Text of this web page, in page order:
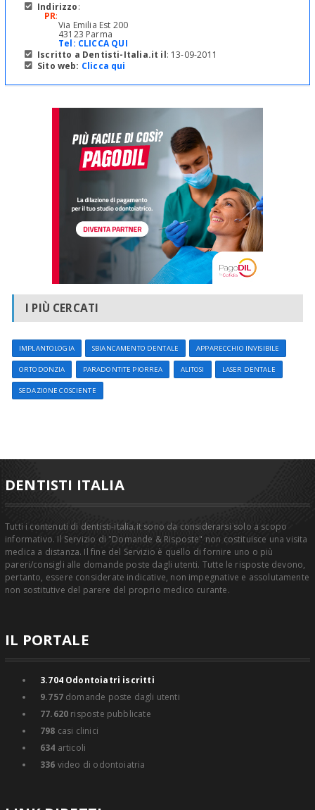
Indirizzo:
PR:
Via Emilia Est 200
43123 Parma
Tel: CLICCA QUI
Iscritto a Dentisti-Italia.it il: 13-09-2011
Sito web: Clicca qui
I PIÙ CERCATI
IMPLANTOLOGIA SBIANCAMENTO DENTALE APPARECCHIO INVISIBILE
ORTODONZIA PARADONTITE PIORREA ALITOSI LASER DENTALE
SEDAZIONE COSCIENTE
DENTISTI ITALIA
Tutti i contenuti di dentisti-italia.it sono da considerarsi solo a scopo
informativo. Il Servizio di "Domande & Risposte" non costituisce una visita
medica a distanza. Il fine del Servizio è quello di fornire uno o più
pareri/consigli alle domande poste dagli utenti. Tutte le risposte devono,
pertanto, essere considerate indicative, non impegnative e assolutamente
non sostitutive del parere del proprio medico curante.
IL PORTALE
3.704Odontoiatri iscritti
9.757domande poste dagli utenti
77.620 risposte pubblicate
798 casi clinici
634 articoli
336 video di odontoiatria